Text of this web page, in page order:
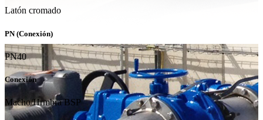
Latón cromado
PN (Conexión)
PN40
Conexión
Macho/Hrmbra BSP